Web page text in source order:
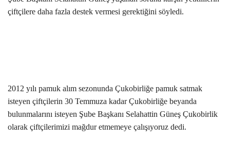
Sağlık
çiftçilere daha fazla destek vermesi gerektiğini söyledi.
2012 yılı pamuk alım sezonunda Çukobirliğe pamuk satmak
isteyen çiftçilerin 30 Temmuza kadar Çukobirliğe beyanda
bulunmalarını isteyen Şube Başkanı Selahattin Güneş Çukobirlik
olarak çiftçilerimizi mağdur etmemeye çalışıyoruz dedi.